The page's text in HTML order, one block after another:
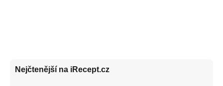
Nejčtenější na iRecept.cz